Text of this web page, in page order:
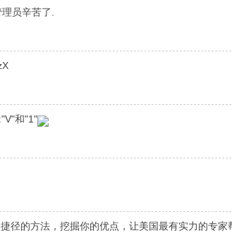
员辛苦了.
和"1"
径的方法，挖掘你的优点，让美国最有实力的专家